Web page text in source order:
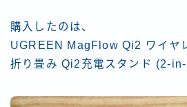
購入したのは、
UGREEN MagFlow Qi2 ワイヤ
折り畳み Qi2充電スタンド (2-